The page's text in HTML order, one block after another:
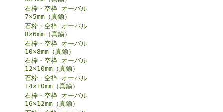
石枠・空枠 オーバル
7×5mm（真鍮）
石枠・空枠 オーバル
8×6mm（真鍮）
石枠・空枠 オーバル
10×8mm（真鍮）
石枠・空枠 オーバル
12×10mm（真鍮）
石枠・空枠 オーバル
14×10mm（真鍮）
石枠・空枠 オーバル
16×12mm（真鍮）